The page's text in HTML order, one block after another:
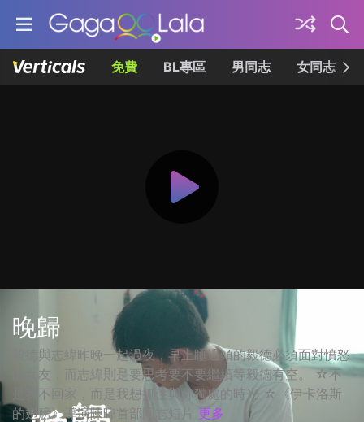
免費 BL專區 男同志 女同志
晚歸
毅德與志緯昨晚一起過夜，早上睡過頭的毅德必須面對憤怒
的女友，而志緯則是要思考要不要繼續等毅德有空。 ☆不
是我不回家，而是我想抓住與你獨處的時光 ☆《伊卡洛斯
的翅膀》導演陳暐首部同志短片
更多